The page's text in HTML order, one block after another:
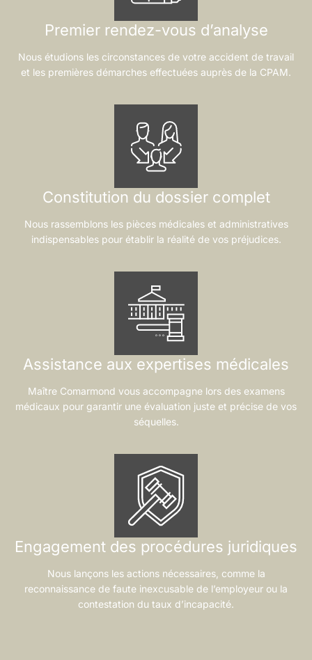
Premier rendez-vous d’analyse
Nous étudions les circonstances de votre accident de travail
et les premières démarches effectuées auprès de la CPAM.
Constitution du dossier complet
Nous rassemblons les pièces médicales et administratives
indispensables pour établir la réalité de vos préjudices.
Assistance aux expertises médicales
Maître Comarmond vous accompagne lors des examens
médicaux pour garantir une évaluation juste et précise de vos
séquelles.
Engagement des procédures juridiques
Nous lançons les actions nécessaires, comme la
reconnaissance de faute inexcusable de l’employeur ou la
contestation du taux d’incapacité.